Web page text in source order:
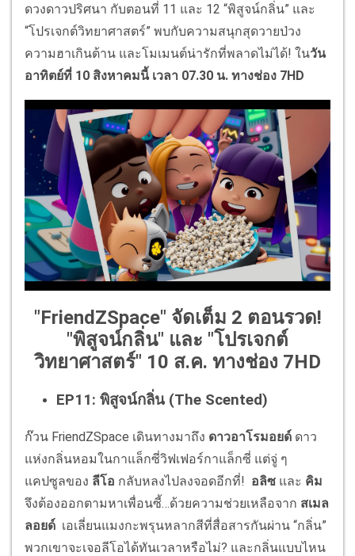
ดวงดาวปริศนา กับตอนที่ 11 และ 12 “พิสูจน์กลิ่น” และ
“โปรเจกต์วิทยาศาสตร์” พบกับความสนุกสุดวายป่วง
ความฮาเกินต้าน และโมเมนต์น่ารักที่พลาดไม่ได้! ในวัน
อาทิตย์ที่ 10 สิงหาคมนี้ เวลา 07.30 น. ทางช่อง 7HD
"FriendZSpace" จัดเต็ม 2 ตอนรวด!
"พิสูจน์กลิ่น" และ "โปรเจกต์
วิทยาศาสตร์" 10 ส.ค. ทางช่อง 7HD
EP11: พิสูจน์กลิ่น (The Scented)
ก๊วน FriendZSpace เดินทางมาถึง ดาวอาโรมอยด์ ดาว
แห่งกลิ่นหอมในกาแล็กซี่วิฟเฟอร์กาแล็กซี่ แต่จู่ ๆ
แคปซูลของ ลีโอ กลับหลงไปลงจอดอีกที่! อลิซ และ คิม
จึงต้องออกตามหาเพื่อนซี้…ด้วยความช่วยเหลือจาก สเมล
ลอยด์ เอเลี่ยนแมงกะพรุนหลากสีที่สื่อสารกันผ่าน “กลิ่น”
พวกเขาจะเจอลีโอได้ทันเวลาหรือไม่? และกลิ่นแบบไหน